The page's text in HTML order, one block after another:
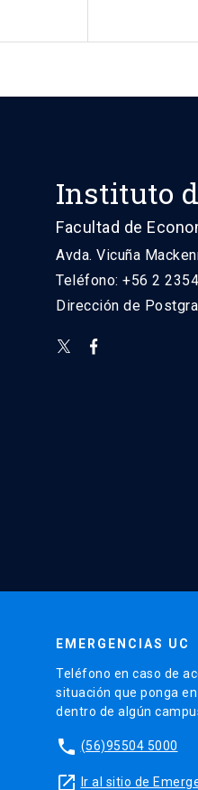
Instituto
Facultad de
Avda. Vicuña
Teléfono: +56 2
Dirección de
EMERGENCIAS UC
Teléfono en caso de
situación que ponga
dentro de algún
phone (56)95504 5000
launch Ir al sitio de